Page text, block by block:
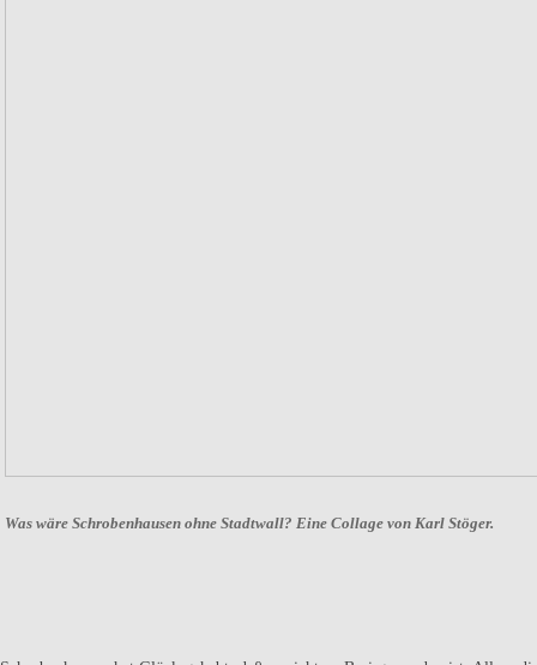
Was wäre Schrobenhausen ohne Stadtwall? Eine Collage von Karl Stöger.